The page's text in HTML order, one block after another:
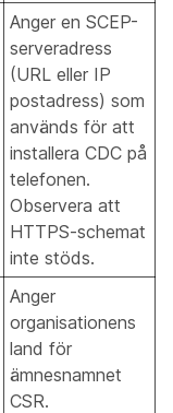
Anger en SCEP-
serveradress
(URL eller IP
postadress) som
används för att
installera CDC på
telefonen.
Observera att
HTTPS-schemat
inte stöds.
Anger
organisationens
land för
ämnesnamnet
CSR.